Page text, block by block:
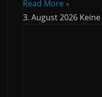
Read More »
3. August 2026